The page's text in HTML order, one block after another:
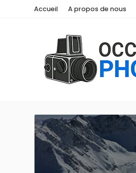
Accueil A propos de nous